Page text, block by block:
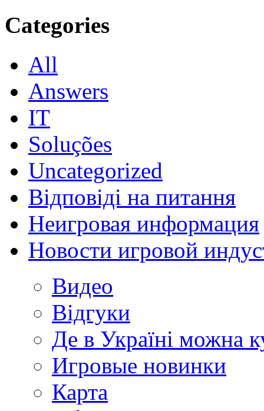
Categories
All
Answers
IT
Soluções
Uncategorized
Відповіді на питання
Неигровая информация
Новости игровой
Видео
Відгуки
Де в Україні можна
Игровые новинки
Карта